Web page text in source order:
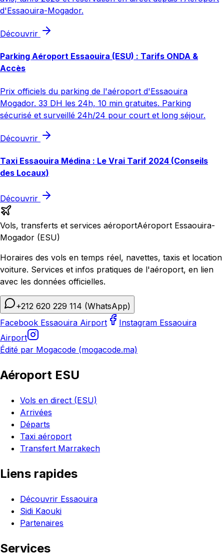
d'Essaouira-Mogador.
Découvrir
Parking Aéroport Essaouira (ESU) : Tarifs ONDA &
Accès
Prix officiels du parking de l'aéroport d'Essaouira
Mogador. 33 DH les 24h, 10 min gratuites. Parking
sécurisé et surveillé 24h/24 pour court et long séjour.
Découvrir
Taxi Essaouira Médina : Le Vrai Tarif 2024 (Conseils
des Locaux)
Découvrir
Vols, transferts et services aéroportAéroport Essaouira-
Mogador (ESU)
Horaires des vols en temps réel, navettes, taxis et location
voiture. Services et infos pratiques de l'aéroport, en lien
avec les données officielles.
+212 620 229 114 (WhatsApp)
Facebook Essaouira Airport
Instagram Essaouira
Airport
Édité par Mogacode (mogacode.ma)
Aéroport ESU
Vols en direct (ESU)
Arrivées
Départs
Taxi aéroport
Transfert Marrakech
Liens rapides
Découvrir Essaouira
Sidi Kaouki
Partenaires
Services